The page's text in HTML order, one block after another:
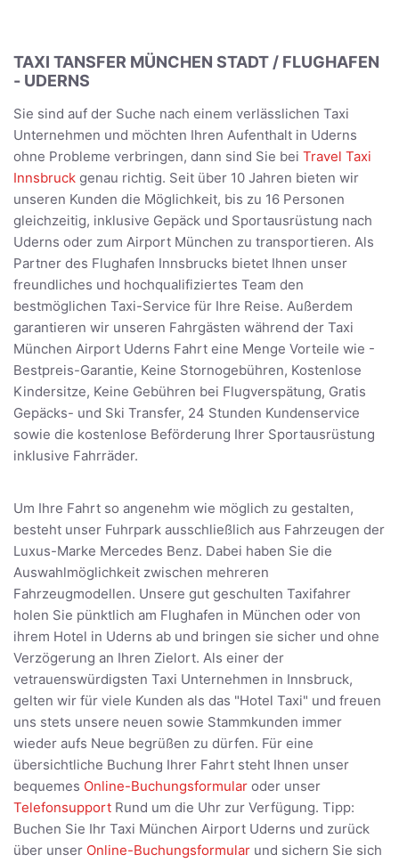
TAXI TANSFER MÜNCHEN STADT / FLUGHAFEN
- UDERNS
Sie sind auf der Suche nach einem verlässlichen Taxi
Unternehmen und möchten Ihren Aufenthalt in Uderns
ohne Probleme verbringen, dann sind Sie bei Travel Taxi
Innsbruck genau richtig. Seit über 10 Jahren bieten wir
unseren Kunden die Möglichkeit, bis zu 16 Personen
gleichzeitig, inklusive Gepäck und Sportausrüstung nach
Uderns oder zum Airport München zu transportieren. Als
Partner des Flughafen Innsbrucks bietet Ihnen unser
freundliches und hochqualifiziertes Team den
bestmöglichen Taxi-Service für Ihre Reise. Außerdem
garantieren wir unseren Fahrgästen während der Taxi
München Airport Uderns Fahrt eine Menge Vorteile wie -
Bestpreis-Garantie, Keine Stornogebühren, Kostenlose
Kindersitze, Keine Gebühren bei Flugverspätung, Gratis
Gepäcks- und Ski Transfer, 24 Stunden Kundenservice
sowie die kostenlose Beförderung Ihrer Sportausrüstung
inklusive Fahrräder.
Um Ihre Fahrt so angenehm wie möglich zu gestalten,
besteht unser Fuhrpark ausschließlich aus Fahrzeugen der
Luxus-Marke Mercedes Benz. Dabei haben Sie die
Auswahlmöglichkeit zwischen mehreren
Fahrzeugmodellen. Unsere gut geschulten Taxifahrer
holen Sie pünktlich am Flughafen in München oder von
ihrem Hotel in Uderns ab und bringen sie sicher und ohne
Verzögerung an Ihren Zielort. Als einer der
vetrauenswürdigsten Taxi Unternehmen in Innsbruck,
gelten wir für viele Kunden als das "Hotel Taxi" und freuen
uns stets unsere neuen sowie Stammkunden immer
wieder aufs Neue begrüßen zu dürfen. Für eine
übersichtliche Buchung Ihrer Fahrt steht Ihnen unser
bequemes Online-Buchungsformular oder unser
Telefonsupport Rund um die Uhr zur Verfügung. Tipp:
Buchen Sie Ihr Taxi München Airport Uderns und zurück
über unser Online-Buchungsformular und sichern Sie sich